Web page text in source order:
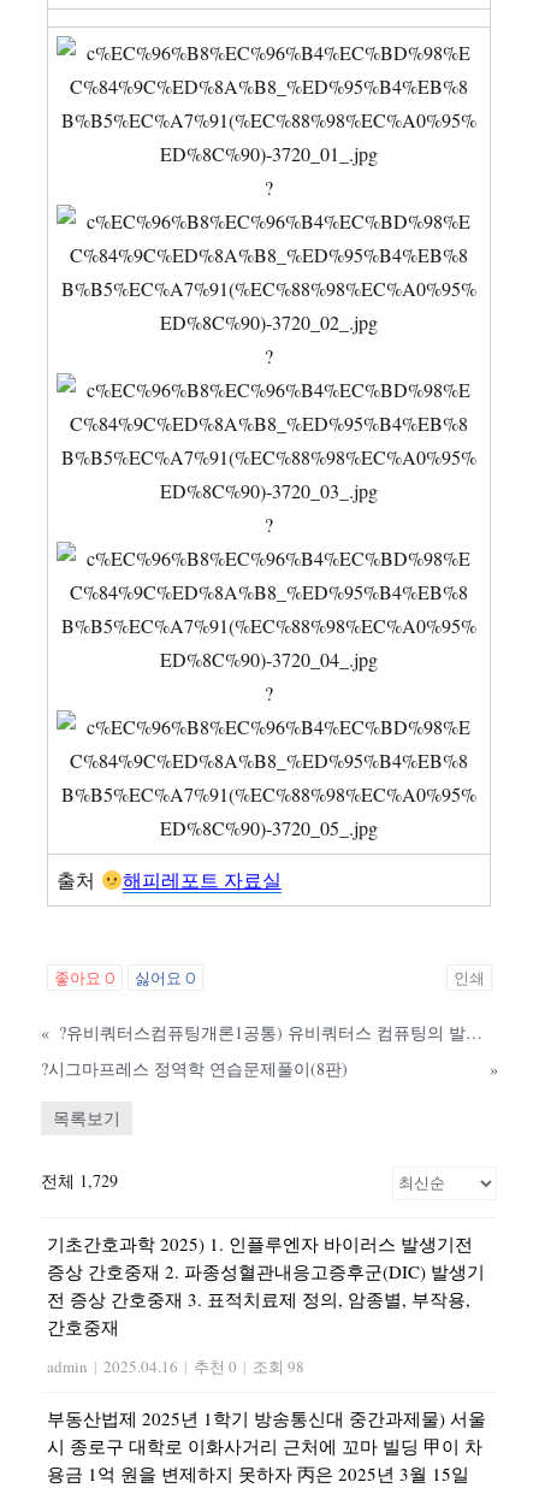
?
?
?
?
출처 해피레포트 자료실
좋아요0 싫어요0 인쇄
«
?유비쿼터스컴퓨팅개론1공통) 유비쿼터스 컴퓨팅의 발전 및 확장 방향 설명0k 컴퓨터과학과 유비쿼터스컴퓨팅개론1공통
?시그마프레스 정역학 연습문제풀이(8판)
»
목록보기
전체 1,729
기초간호과학 2025) 1. 인플루엔자 바이러스 발생기전
증상 간호중재 2. 파종성혈관내응고증후군(DIC) 발생기
전 증상 간호중재 3. 표적치료제 정의, 암종별, 부작용,
간호중재
admin | 2025.04.16 | 추천 0 | 조회 98
부동산법제 2025년 1학기 방송통신대 중간과제물) 서울
시 종로구 대학로 이화사거리 근처에 꼬마 빌딩 甲이 차
용금 1억 원을 변제하지 못하자 丙은 2025년 3월 15일